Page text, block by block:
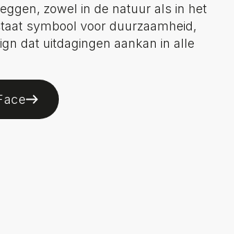
zowel in de natuur als in het
symbool voor duurzaamheid,
dat uitdagingen aankan in alle